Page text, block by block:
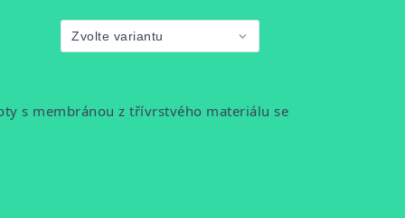
s membránou z třívrstvého materiálu se